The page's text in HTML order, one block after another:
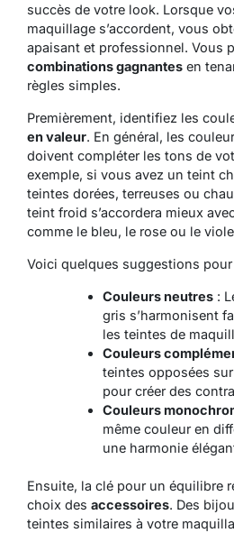
succès de votre look. Lorsque
maquillage s’accordent, vous
apaisant et professionnel. Vous
combinations gagnantes en
règles simples.
Premièrement, identifiez les
en valeur. En général, les
doivent compléter les tons de
exemple, si vous avez un teint
teintes dorées, terreuses ou
teint froid s’accordera mieux
comme le bleu, le rose ou le
Voici quelques suggestions
Couleurs neutres:
gris s’harmonisent
les teintes de
Couleurs
teintes opposées
pour créer des
Couleurs
même couleur en
une harmonie
Ensuite, la clé pour un équilibre
choix des accessoires. Des
teintes similaires à votre